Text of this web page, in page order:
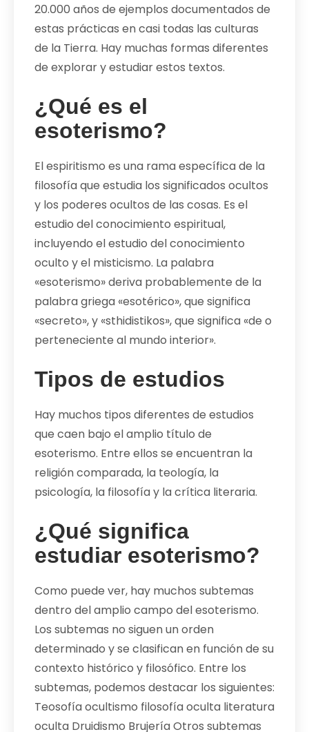
20.000 años de ejemplos documentados de
estas prácticas en casi todas las culturas
de la Tierra. Hay muchas formas diferentes
de explorar y estudiar estos textos.
¿Qué es el
esoterismo?
El espiritismo es una rama específica de la
filosofía que estudia los significados ocultos
y los poderes ocultos de las cosas. Es el
estudio del conocimiento espiritual,
incluyendo el estudio del conocimiento
oculto y el misticismo. La palabra
«esoterismo» deriva probablemente de la
palabra griega «esotérico», que significa
«secreto», y «sthidistikos», que significa «de o
perteneciente al mundo interior».
Tipos de estudios
Hay muchos tipos diferentes de estudios
que caen bajo el amplio título de
esoterismo. Entre ellos se encuentran la
religión comparada, la teología, la
psicología, la filosofía y la crítica literaria.
¿Qué significa
estudiar esoterismo?
Como puede ver, hay muchos subtemas
dentro del amplio campo del esoterismo.
Los subtemas no siguen un orden
determinado y se clasifican en función de su
contexto histórico y filosófico. Entre los
subtemas, podemos destacar los siguientes:
Teosofía ocultismo filosofía oculta literatura
oculta Druidismo Brujería Otros subtemas